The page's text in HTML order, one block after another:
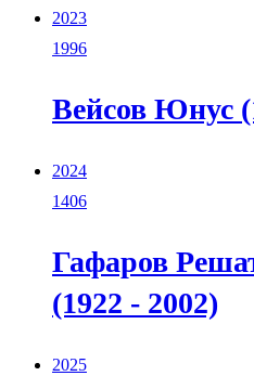
2023
1996
Вейсов Юнус
2024
1406
Гафаров
(1922 - 2002)
2025